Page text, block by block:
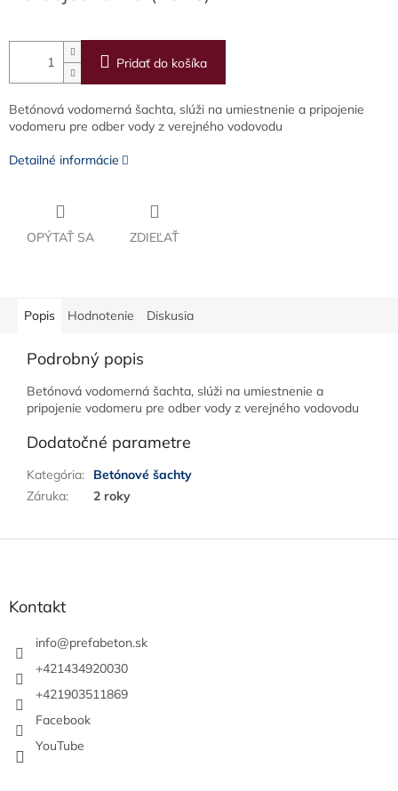
Pridať do košíka
Betónová vodomerná šachta, slúži na umiestnenie a pripojenie
vodomeru pre odber vody z verejného vodovodu
Detailné informácie
OPÝTAŤ SA ZDIEĽAŤ
Popis Hodnotenie Diskusia
Podrobný popis
Betónová vodomerná šachta, slúži na umiestnenie a
pripojenie vodomeru pre odber vody z verejného vodovodu
Dodatočné parametre
Kategória:
Betónové šachty
Záruka: 2 roky
Kontakt
info@prefabeton.sk
+421434920030
+421903511869
Facebook
YouTube